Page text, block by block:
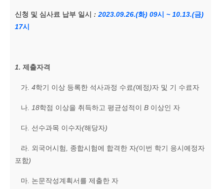
신청 및 심사료 납부 일시 : 2023.09.26.(화) 09시 ~ 10.13.(금)
17시
1. 제출자격
가 . 4학기 이상 등록한 석사과정 수료(예정)자 및 기 수료자
나 . 18학점 이상을 취득하고 평균성적이 B 이상인 자
다 선수과목 이수자(해당자)
라 외국어시험 종합시험에 합격한 자(이번 학기 응시예정자
포함)
마 논문작성계획서를 제출한 자